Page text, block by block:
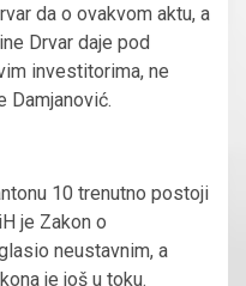
da o ovakvom aktu, a
Drvar daje pod
investitorima, ne
Damjanović.
10 trenutno postoji
je Zakon o
neustavnim, a
je još u toku.